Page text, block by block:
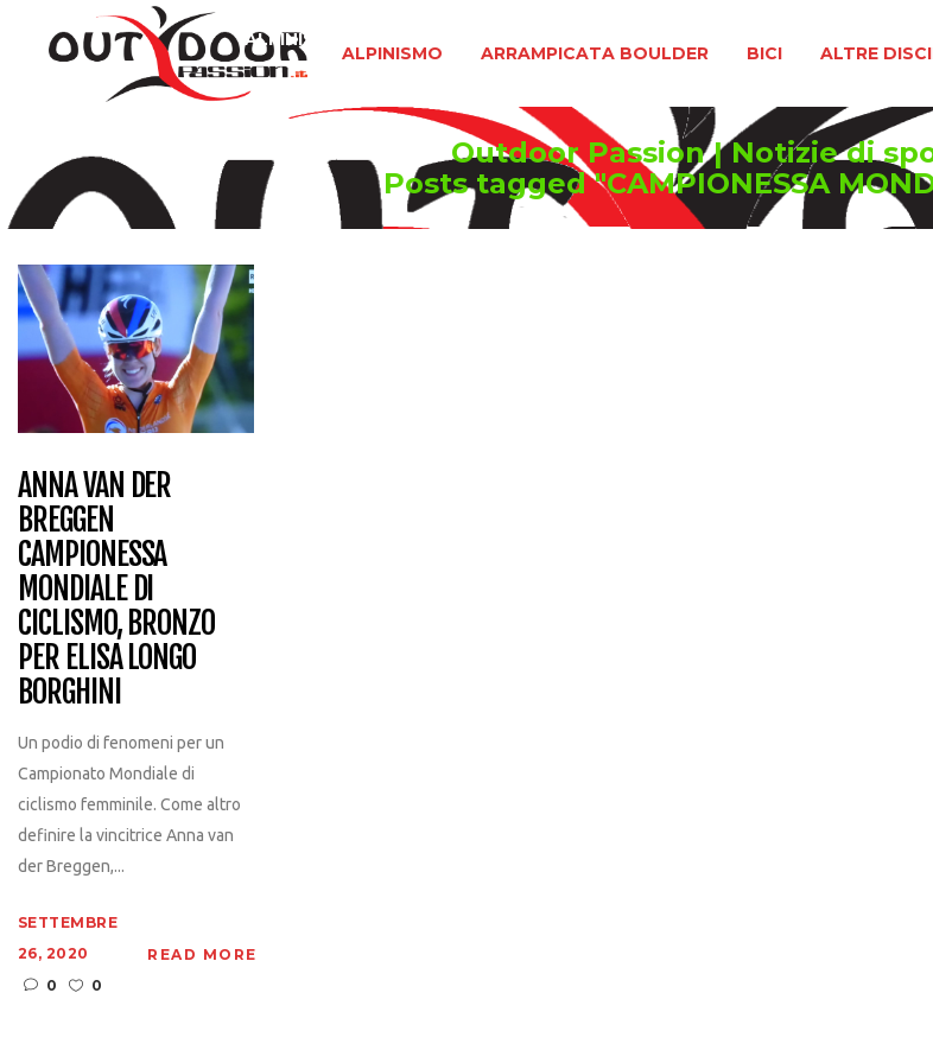
ALPINISMO ARRAMPICATA BOULDER BICI ALTRE
ALPINISMO
Outdoor Passion | Notizie di
Posts tagged "CAMPIONESSA
ANNA VAN DER
BREGGEN
CAMPIONESSA
MONDIALE DI
CICLISMO, BRONZO
PER ELISA LONGO
BORGHINI
Un podio di fenomeni per un
Campionato Mondiale di
ciclismo femminile. Come altro
definire la vincitrice Anna van
der Breggen,...
SETTEMBRE
26, 2020
0
0
READ MORE